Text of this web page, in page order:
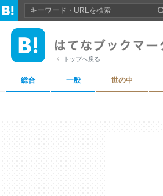
トップへ戻る
総合 一般 世の中